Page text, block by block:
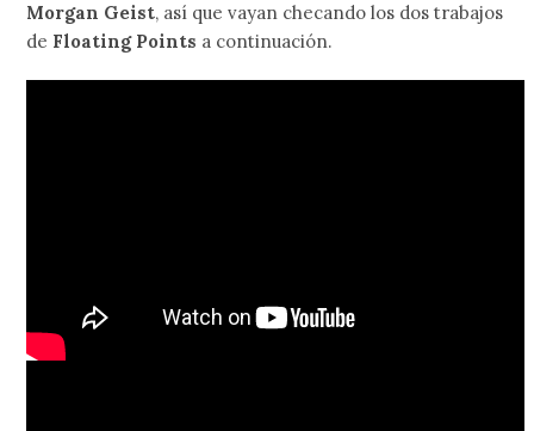
Morgan Geist, así que vayan checando los dos trabajos
de Floating Points a continuación.